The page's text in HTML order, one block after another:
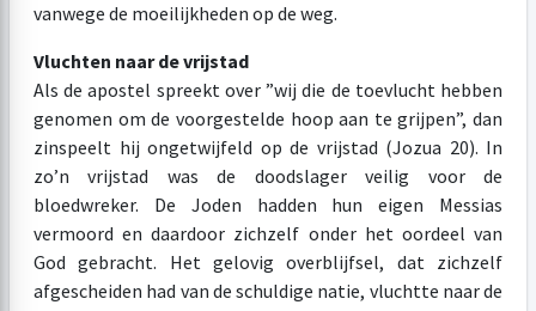
vanwege de moeilijkheden op de weg.
Vluchten naar de vrijstad
Als de apostel spreekt over ”wij die de toevlucht hebben
genomen om de voorgestelde hoop aan te grijpen”, dan
zinspeelt hij ongetwijfeld op de vrijstad (Jozua 20). In
zo’n vrijstad was de doodslager veilig voor de
bloedwreker. De Joden hadden hun eigen Messias
vermoord en daardoor zichzelf onder het oordeel van
God gebracht. Het gelovig overblijfsel, dat zichzelf
afgescheiden had van de schuldige natie, vluchtte naar de